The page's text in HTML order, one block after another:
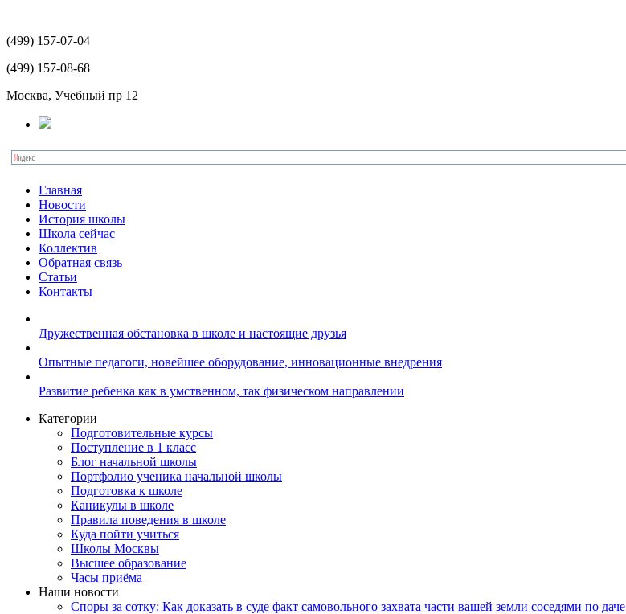
(499) 157-07-04
(499) 157-08-68
Москва, Учебный пр 12
Главная
Новости
История школы
Школа сейчас
Коллектив
Обратная связь
Статьи
Контакты
Дружественная обстановка в школе и настоящие друзья
Опытные педагоги, новейшее оборудование, инновационные внедрения
Развитие ребенка как в умственном, так физическом направлении
Категории
Подготовительные курсы
Поступление в 1 класс
Блог начальной школы
Портфолио ученика начальной школы
Подготовка к школе
Каникулы в школе
Правила поведения в школе
Куда пойти учиться
Школы Москвы
Высшее образование
Часы приёма
Наши новости
Споры за сотку: Как доказать в суде факт самовольного захвата части вашей земли соседями по даче